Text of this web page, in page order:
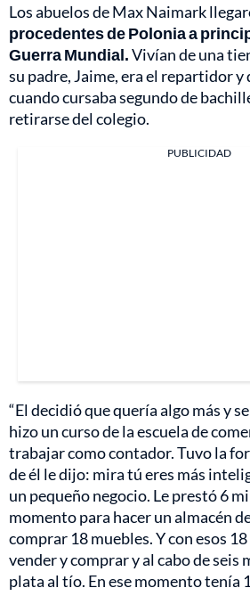
Los abuelos de Max Naimark
procedentes de Polonia a
Guerra Mundial.Vivían de una
su padre, Jaime, era el repartidor y
cuando cursaba segundo de
retirarse del colegio.
PUBLICIDAD
“El decidió que quería algo más y
hizo un curso de la escuela de
trabajar como contador. Tuvo la
de él le dijo: mira tú eres más
un pequeño negocio. Le prestó 6
momento para hacer un almacén
comprar 18 muebles. Y con esos
vender y comprar y al cabo de seis
plata al tío. En ese momento tenía